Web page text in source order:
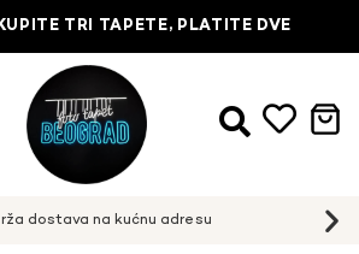
TRI TAPETE, PLATITE DVE
dostava na kućnu adresu